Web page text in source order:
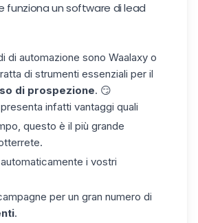
funziona un software di lead
di automazione sono Waalaxy o
di strumenti essenziali per il
di prospezione. 😏
infatti vantaggi quali
questo è il più grande
i vostri
per un gran numero di
.